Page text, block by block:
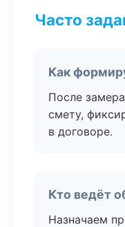
Часто
Как
После
смету,
в договоре.
Кто ведёт
Назначаем